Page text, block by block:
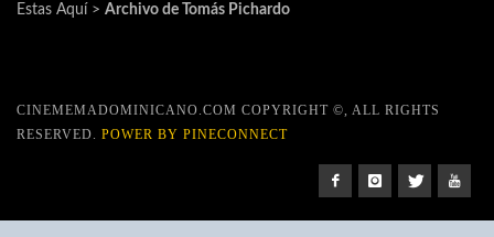
Estas Aquí > Archivo de Tomás Pichardo
CINEMEMADOMINICANO.COM COPYRIGHT ©, ALL RIGHTS
RESERVED. POWER BY PINECONNECT